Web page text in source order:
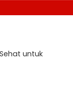
untuk